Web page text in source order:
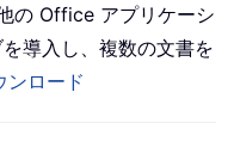
の Office アプリケーシ
導入し、複数の文書を
ンロード